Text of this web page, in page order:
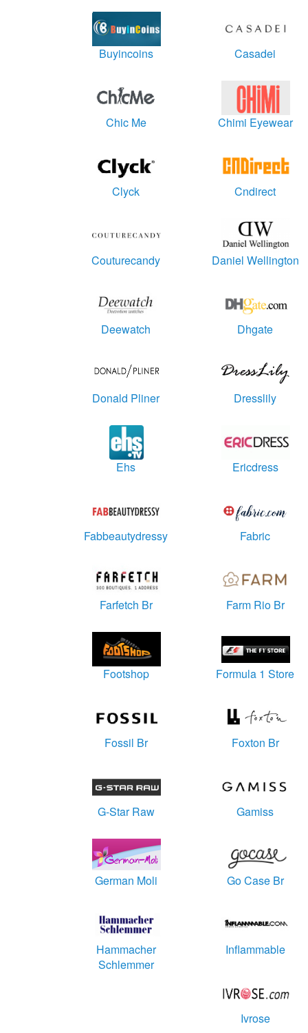
Buyincoins Casadei
Chic Me Chimi Eyewear
Clyck Cndirect
Couturecandy Daniel Wellington
Deewatch Dhgate
Donald Pliner Dresslily
Ehs Ericdress
Fabbeautydressy Fabric
Farfetch Br Farm Rio Br
Footshop Formula 1 Store
Fossil Br Foxton Br
G-Star Raw Gamiss
German Moli Go Case Br
Hammacher
Schlemmer
Inflammable
Ivrose